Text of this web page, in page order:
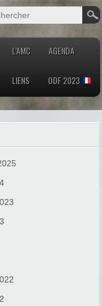
L’AMC AGENDA
LIENS ODF 2023